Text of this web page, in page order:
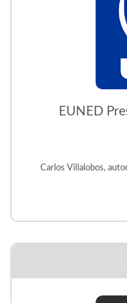
EUNED
Carlos Villalobos,